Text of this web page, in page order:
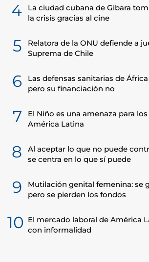
4
La ciudad cubana de Gibara
la crisis gracias al cine
5
Relatora de la ONU defiende a
Suprema de Chile
6
Las defensas sanitarias de
pero su financiación no
7
El Niño es una amenaza para
América Latina
8
Al aceptar lo que no puede
se centra en lo que sí puede
9
Mutilación genital femenina: se
pero se pierden los fondos
10 El mercado laboral de América
con informalidad